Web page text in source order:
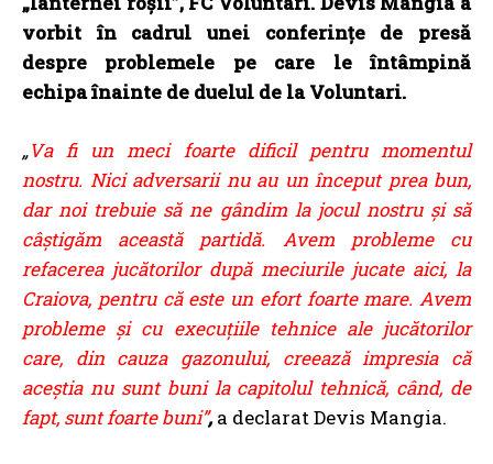
vorbit în cadrul unei conferințe de presă
despre problemele pe care le întâmpină
echipa înainte de duelul de la Voluntari.
„Va fi un meci foarte dificil pentru momentul
nostru. Nici adversarii nu au un început prea bun,
dar noi trebuie să ne gândim la jocul nostru și să
câștigăm această partidă. Avem probleme cu
refacerea jucătorilor după meciurile jucate aici, la
Craiova, pentru că este un efort foarte mare. Avem
probleme și cu execuțiile tehnice ale jucătorilor
care, din cauza gazonului, creează impresia că
aceștia nu sunt buni la capitolul tehnică, când, de
fapt, sunt foarte buni”,a declarat Devis Mangia.